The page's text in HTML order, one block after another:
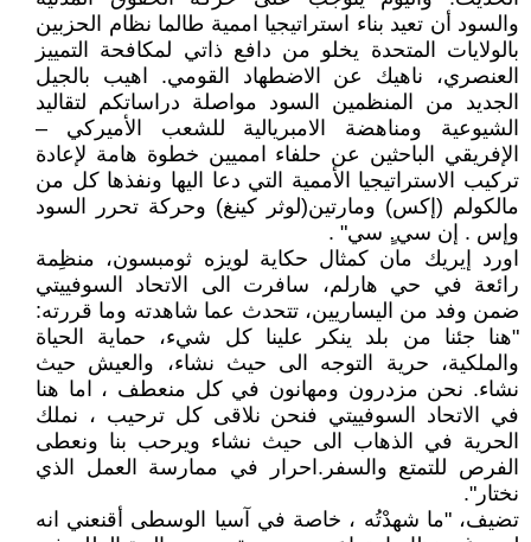
والسود أن تعيد بناء استراتيجيا اممية طالما نظام الحزبين
بالولايات المتحدة يخلو من دافع ذاتي لمكافحة التمييز
العنصري، ناهيك عن الاضطهاد القومي. اهيب بالجيل
الجديد من المنظمين السود مواصلة دراساتكم لتقاليد
الشيوعية ومناهضة الامبريالية للشعب الأميركي –
الإفريقي الباحثين عن حلفاء امميين خطوة هامة لإعادة
تركيب الاستراتيجيا الأممية التي دعا اليها ونفذها كل من
مالكولم (إكس) ومارتين(لوثر كينغ) وحركة تحرر السود
وإس . إن سي.ٍ سي" .
اورد إيريك مان كمثال حكاية لويزه ثومبسون، منظِمة
رائعة في حي هارلم، سافرت الى الاتحاد السوفييتي
ضمن وفد من اليساريين، تتحدث عما شاهدته وما قررته:
"هنا جئنا من بلد ينكر علينا كل شيء، حماية الحياة
والملكية، حرية التوجه الى حيث نشاء، والعيش حيث
نشاء. نحن مزدرون ومهانون في كل منعطف ، اما هنا
في الاتحاد السوفييتي فنحن نلاقى كل ترحيب ، نملك
الحرية في الذهاب الى حيث نشاء ويرحب بنا ونعطى
الفرص للتمتع والسفر.احرار في ممارسة العمل الذي
نختار".
تضيف، "ما شهدْتُه ، خاصة في آسيا الوسطى أقنعني انه